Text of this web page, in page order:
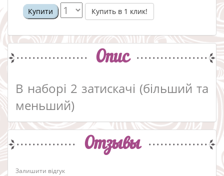
Купити Купить в 1 клик!
Опис
В наборі 2 затискачі (більший та
меньший)
Отзывы
Залишити відгук